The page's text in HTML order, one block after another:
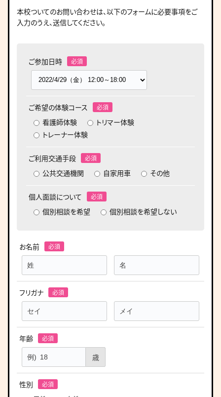
本校ついてのお問い合わせは、以下のフォームに必要事項をご
入力のうえ、送信してください。
ご参加日時
ご希望の体験コース
看護師体験
トリマー体験
トレーナー体験
ご利用交通手段
公共交通機関
自家用車 その他
個人面談について
個別相談を希望
個別相談を希望しない
お名前
フリガナ
年齢
歳
性別